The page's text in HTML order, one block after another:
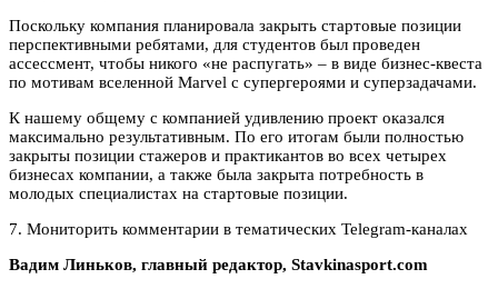
Поскольку компания планировала закрыть стартовые позиции
перспективными ребятами, для студентов был проведен
ассессмент, чтобы никого «не распугать» – в виде бизнес-квеста
по мотивам вселенной Marvel с супергероями и суперзадачами.
К нашему общему с компанией удивлению проект оказался
максимально результативным. По его итогам были полностью
закрыты позиции стажеров и практикантов во всех четырех
бизнесах компании, а также была закрыта потребность в
молодых специалистах на стартовые позиции.
7. Мониторить комментарии в тематических Telegram-каналах
Вадим Линьков, главный редактор, Stavkinasport.com